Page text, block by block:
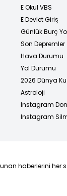
E Okul VBS
E Devlet Giriş
Günlük Burç
Son Depremler
Hava Durumu
Yol Durumu
2026 Dünya
Astroloji
Instagram
Instagram
haberlerini